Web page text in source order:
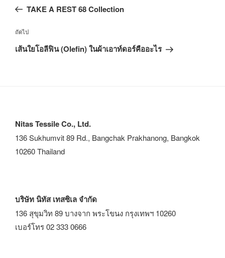
TAKE A REST 68 Collection
ถัดไป
เส้นใยโอลีฟิน (Olefin) ในผ้าเอาท์ดอร์คืออะไร
Nitas Tessile Co., Ltd.
136 Sukhumvit 89 Rd., Bangchak Prakhanong, Bangkok
10260 Thailand
บริษัท นิทัส เทสซิเล จำกัด
136 สุขุมวิท 89 บางจาก พระโขนง กรุงเทพฯ 10260
เบอร์โทร 02 333 0666